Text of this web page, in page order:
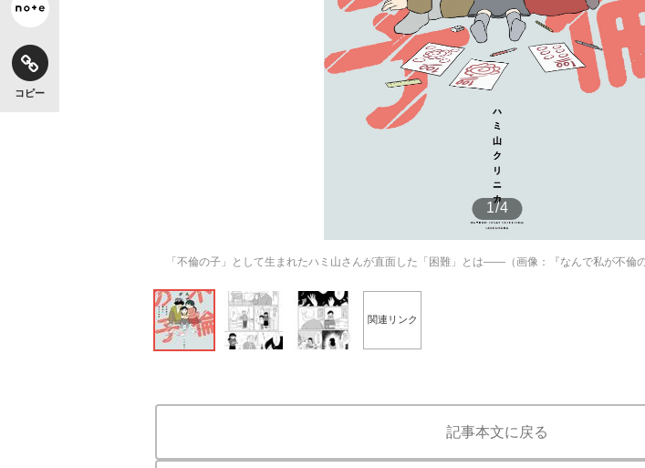
【独自】昭和の大女優・小川真由美（享年86）が鹿児島で3月に死去し...
もっと見る
コピー
1/4
「不倫の子」として生まれたハミ山さんが直面した「困難」とは――（画像：『なんで私が不倫の
関連リンク
記事本文に戻る